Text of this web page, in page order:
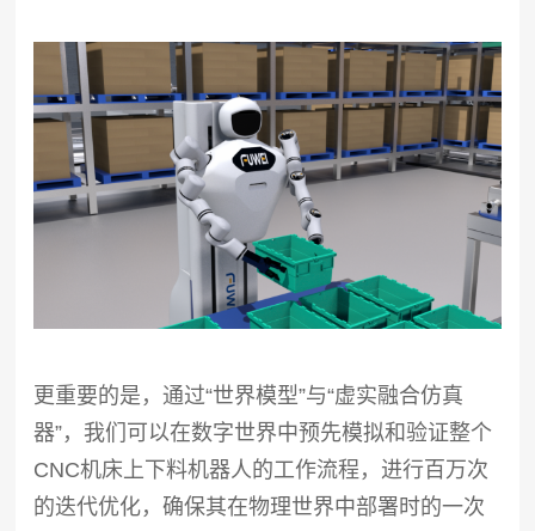
更重要的是，通过“世界模型”与“虚实融合仿真
器”，我们可以在数字世界中预先模拟和验证整个
CNC机床上下料机器人的工作流程，进行百万次
的迭代优化，确保其在物理世界中部署时的一次